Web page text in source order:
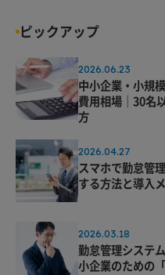
ピックアップ
2026.06.23
中小企業・小規
費用相場｜30名
方
2026.04.27
スマホで勤怠管
する方法と導入
2026.03.18
勤怠管理システ
小企業のための